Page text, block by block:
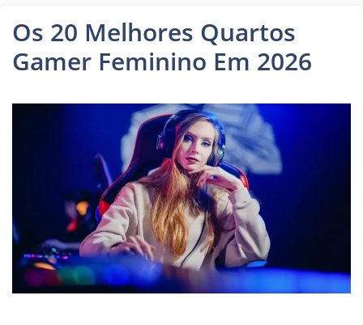
Os 20 Melhores Quartos
Gamer Feminino Em 2026